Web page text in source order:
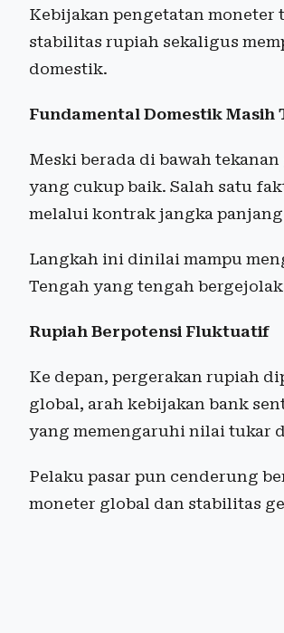
Kebijakan pengetatan
stabilitas rupiah sekaligus
domestik.
Fundamental Domestik Masih
Meski berada di bawah
yang cukup baik. Salah satu
melalui kontrak jangka
Langkah ini dinilai mampu
Tengah yang tengah
Rupiah Berpotensi Fluktuatif
Ke depan, pergerakan rupiah
global, arah kebijakan bank
yang memengaruhi nilai tukar
Pelaku pasar pun cenderung
moneter global dan stabilitas